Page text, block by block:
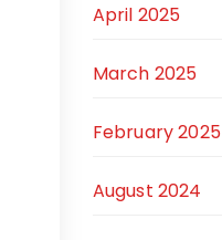
April 2025
March 2025
February 2025
August 2024